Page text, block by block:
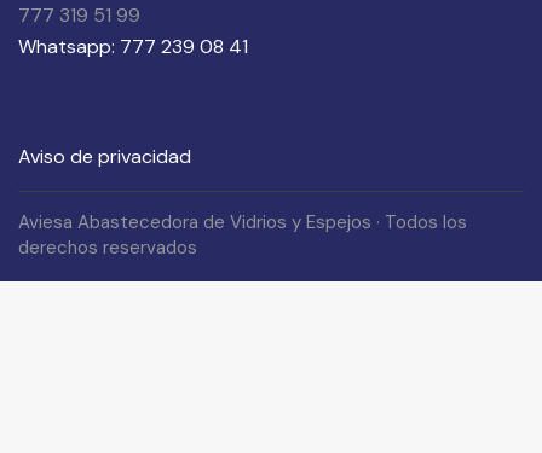
777 319 51 99
Whatsapp: 777 239 08 41
Aviso de privacidad
Aviesa Abastecedora de Vidrios y Espejos · Todos los
derechos reservados